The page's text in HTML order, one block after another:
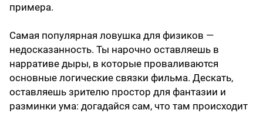
примера.
Самая популярная ловушка для физиков —
недосказанность. Ты нарочно оставляешь в
нарративе дыры, в которые проваливаются
основные логические связки фильма. Дескать,
оставляешь зрителю простор для фантазии и
разминки ума: догадайся сам, что там происходит